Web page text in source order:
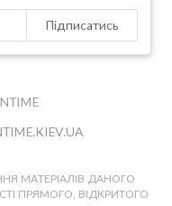
Підписатись
МАТЕРІАЛІВ ДАНОГО
ПРЯМОГО, ВІДКРИТОГО